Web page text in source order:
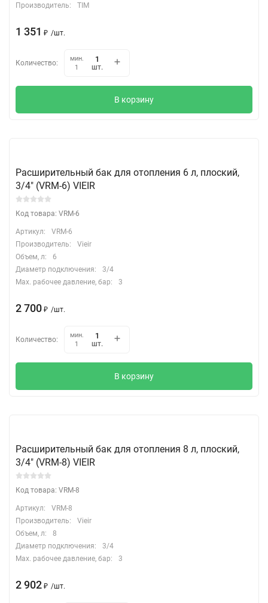
Производитель:
TIM
1 351 ₽ /шт.
Количество:
мин.
1
шт.
В корзину
Расширительный бак для отопления 6 л, плоский,
3/4" (VRM-6) VIEIR
Код товара: VRM-6
Артикул:
VRM-6
Производитель:
Vieir
Объем, л:
6
Диаметр подключения:
3/4
Max. рабочее давление, бар:
3
2 700 ₽ /шт.
Количество:
мин.
1
шт.
В корзину
Расширительный бак для отопления 8 л, плоский,
3/4" (VRM-8) VIEIR
Код товара: VRM-8
Артикул:
VRM-8
Производитель:
Vieir
Объем, л:
8
Диаметр подключения:
3/4
Max. рабочее давление, бар:
3
2 902 ₽ /шт.